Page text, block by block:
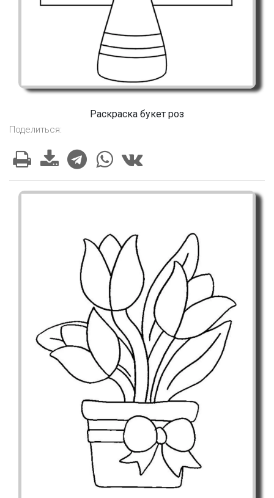
Раскраска букет роз
Поделиться: